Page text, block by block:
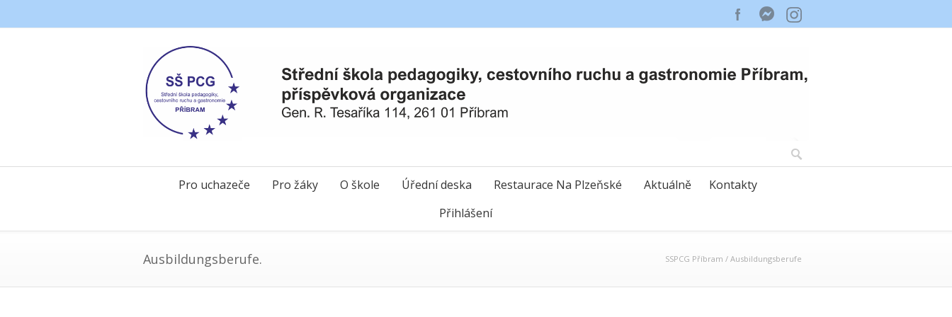
Pro uchazeče Pro žáky O škole Úřední deska Restaurace Na Plzeňské Aktuálně
Kontakty
Přihlášení
Ausbildungsberufe. SSPCG Příbram / Ausbildungsberufe